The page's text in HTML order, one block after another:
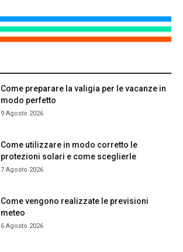
Come preparare la valigia per le vacanze in
modo perfetto
9 Agosto 2026
Come utilizzare in modo corretto le
protezioni solari e come sceglierle
7 Agosto 2026
Come vengono realizzate le previsioni
meteo
6 Agosto 2026